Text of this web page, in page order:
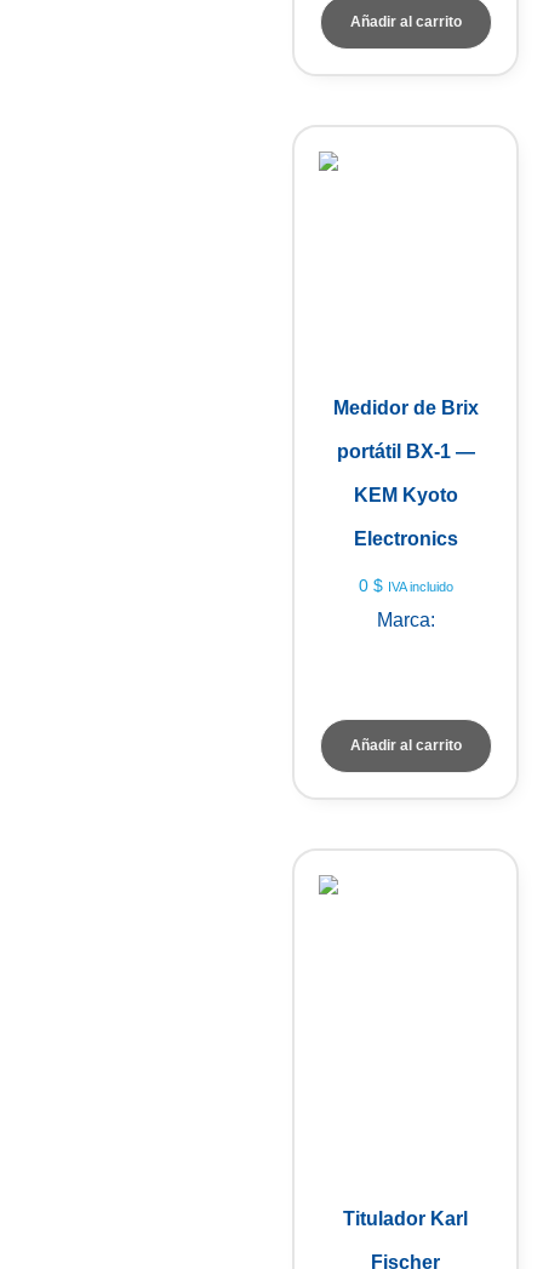
Añadir al carrito
Medidor de Brix
portátil BX-1 —
KEM Kyoto
Electronics
0 $ IVA incluido
Marca:
Añadir al carrito
Titulador Karl
Fischer